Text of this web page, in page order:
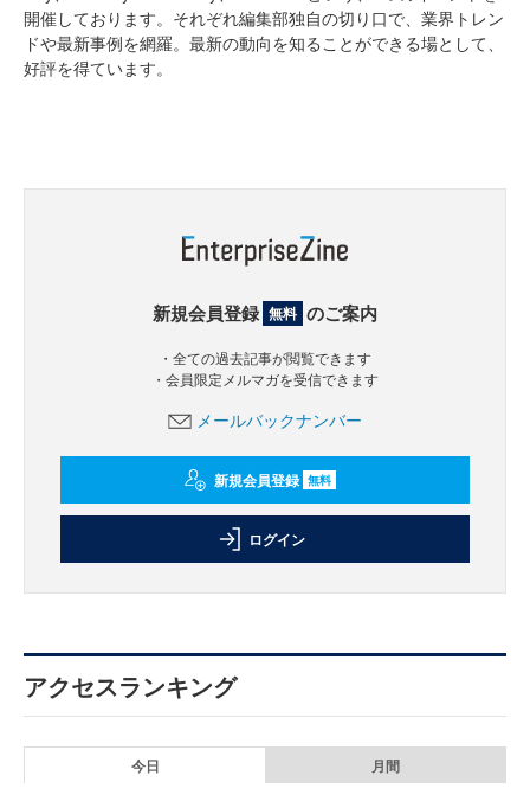
開催しております。それぞれ編集部独自の切り口で、業界トレン
ドや最新事例を網羅。最新の動向を知ることができる場として、
好評を得ています。
新規会員登録 無料 のご案内
・全ての過去記事が閲覧できます
・会員限定メルマガを受信できます
メールバックナンバー
新規会員登録 無料
ログイン
アクセスランキング
今日 月間